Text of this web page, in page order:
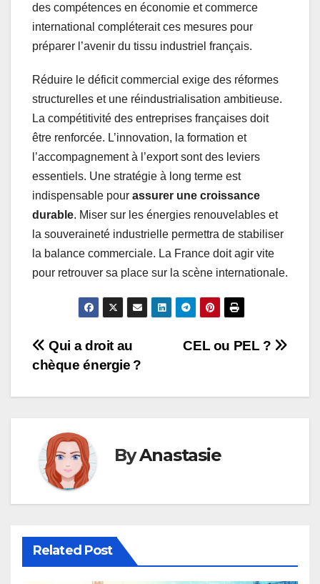
des compétences en économie et commerce
international compléterait ces mesures pour
préparer l’avenir du tissu industriel français.
Réduire le déficit commercial exige des réformes
structurelles et une réindustrialisation ambitieuse.
La compétitivité des entreprises françaises doit
être renforcée. L’innovation, la formation et
l’accompagnement à l’export sont des leviers
essentiels. Une stratégie à long terme est
indispensable pour assurer une croissance
durable. Miser sur les énergies renouvelables et
la souveraineté industrielle permettra de stabiliser
la balance commerciale. La France doit agir vite
pour retrouver sa place sur la scène internationale.
Navigation
CEL ou PEL ?
Qui a droit au
chèque énergie ?
ByAnastasie
Related Post